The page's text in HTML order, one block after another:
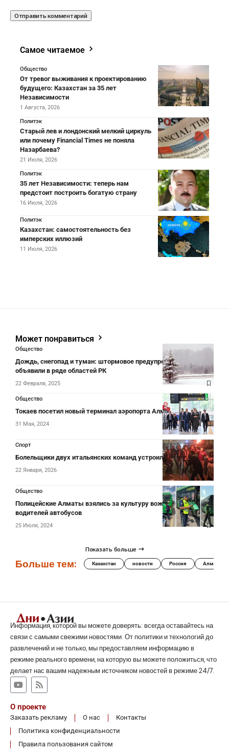
Самое читаемое
Общество
От тревог выживания к проектированию
будущего: Казахстан за 35 лет
Независимости
1 Августа, 2026
Политэк
Старый лев и лондонский мелкий циркуль
или почему Financial Times не поняла
Назарбаева?
21 Июля, 2026
Политэк
35 лет Независимости: теперь нам
предстоит построить богатую страну
16 Июля, 2026
Политэк
Казахстан: самостоятельность без
имперских иллюзий
11 Июля, 2026
Может понравиться
Общество
Дождь, снегопад и туман: штормовое предупреждение
объявили в ряде областей РК
22 Февраля, 2025
Общество
Токаев посетил новый терминал аэропорта Алматы
31 Мая, 2024
Спорт
Болельщики двух итальянских команд устроили потасовку
22 Января, 2026
Общество
Полицейские Алматы взялись за культуру вождения
водителей автобусов
25 Июля, 2024
Показать больше
Больше тем: Казахстан новости Россия Алматы
Информация, которой вы можете доверять: всегда оставайтесь на
связи с самыми свежими новостями. От политики и технологий до
развлечений и не только, мы предоставляем информацию в
режиме реального времени, на которую вы можете положиться, что
делает нас вашим надежным источником новостей в режиме 24/7.
О проекте
Заказать рекламу О нас
Контакты
Политика конфиденциальности
Правила пользования сайтом